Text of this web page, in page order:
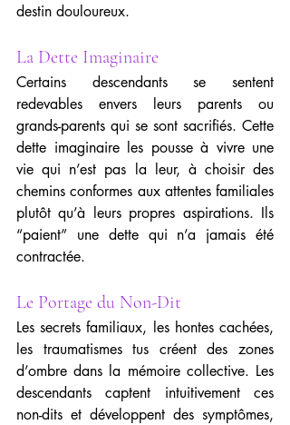
destin douloureux.
La Dette Imaginaire
Certains descendants se sentent
redevables envers leurs parents ou
grands-parents qui se sont sacrifiés. Cette
dette imaginaire les pousse à vivre une
vie qui n’est pas la leur, à choisir des
chemins conformes aux attentes familiales
plutôt qu’à leurs propres aspirations. Ils
“paient” une dette qui n’a jamais été
contractée.
Le Portage du Non-Dit
Les secrets familiaux, les hontes cachées,
les traumatismes tus créent des zones
d’ombre dans la mémoire collective. Les
descendants captent intuitivement ces
non-dits et développent des symptômes,